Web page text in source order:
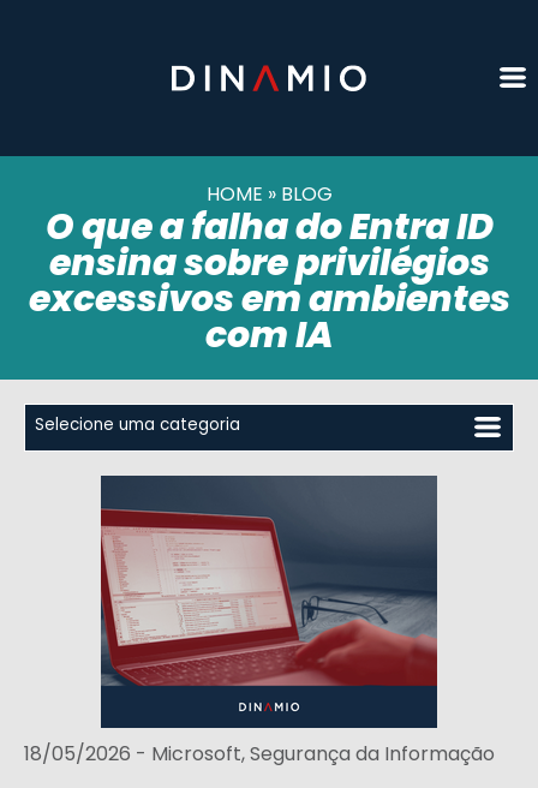
HOME »BLOG
O que a falha do Entra ID
ensina sobre privilégios
excessivos em ambientes
com IA
18/05/2026 - Microsoft,Segurança da Informação